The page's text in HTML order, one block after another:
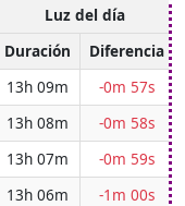
Luz del día
Duración
Diferencia
13h 09m
-0m 57s
13h 08m
-0m 58s
13h 07m
-0m 59s
13h 06m
-1m 00s